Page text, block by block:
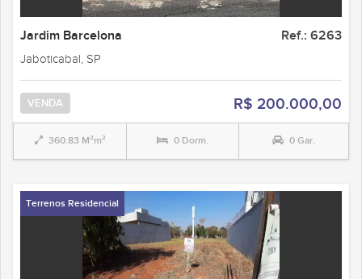
Jardim Barcelona Ref.: 6263
Jaboticabal, SP
VENDA R$ 200.000,00
360.83 M²m² 0 Dorm. 0 Gar.
Terrenos Residencial